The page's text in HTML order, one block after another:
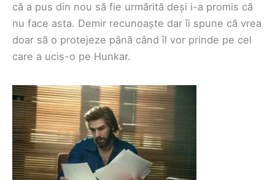
că a pus din nou să fie urmărită deși i-a promis că
nu face asta. Demir recunoaște dar îi spune că vrea
doar să o protejeze până când îl vor prinde pe cel
care a ucis-o pe Hunkar.